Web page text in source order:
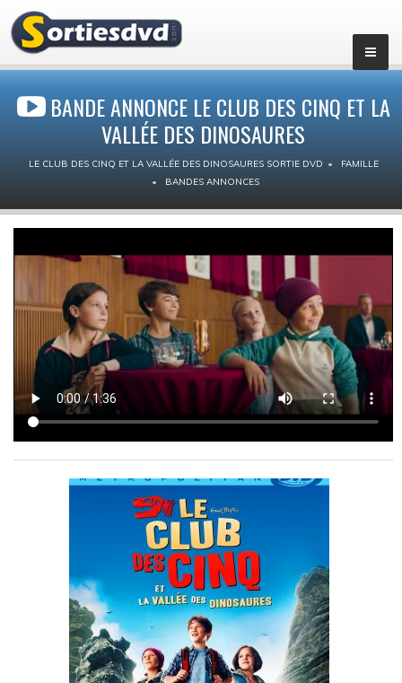
BANDE ANNONCE LE CLUB DES CINQ ET LA
VALLÉE DES DINOSAURES
LE CLUB DES CINQ ET LA VALLÉE DES DINOSAURES SORTIE DVD
FAMILLE
BANDES ANNONCES